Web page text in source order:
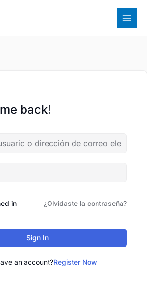
back!
in ¿Olvidaste la contraseña?
Sign In
an account?Register Now